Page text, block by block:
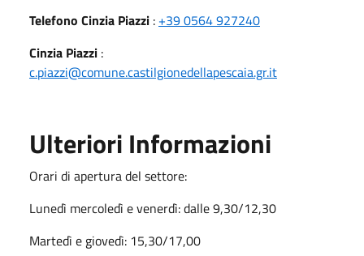
Telefono Cinzia Piazzi : +39 0564 927240
Cinzia Piazzi :
c.piazzi@comune.castilgionedellapescaia.gr.it
Ulteriori Informazioni
Orari di apertura del settore:
Lunedì mercoledì e venerdì: dalle 9,30/12,30
Martedì e giovedì: 15,30/17,00